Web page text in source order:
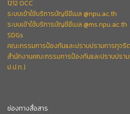
1212 OCC
ระบบเข้าใช้บริการบัญชีอีเมล @npu.ac.th
ระบบเข้าใช้บริการบัญชีอีเมล @ms.npu.ac.th
SDGs
คณะกรรมการป้องกันและปราบปรามการทุจริ
สำนักงานคณะกรรมการป้องกันและปราบปรา
ป.ป.ท.)
ช่องทางสื่อสาร